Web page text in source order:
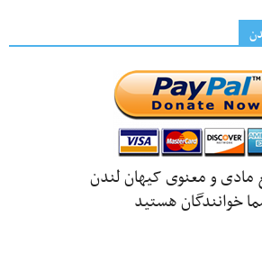
مادی و معنوی کیهان لندن
خوانندگان هستید